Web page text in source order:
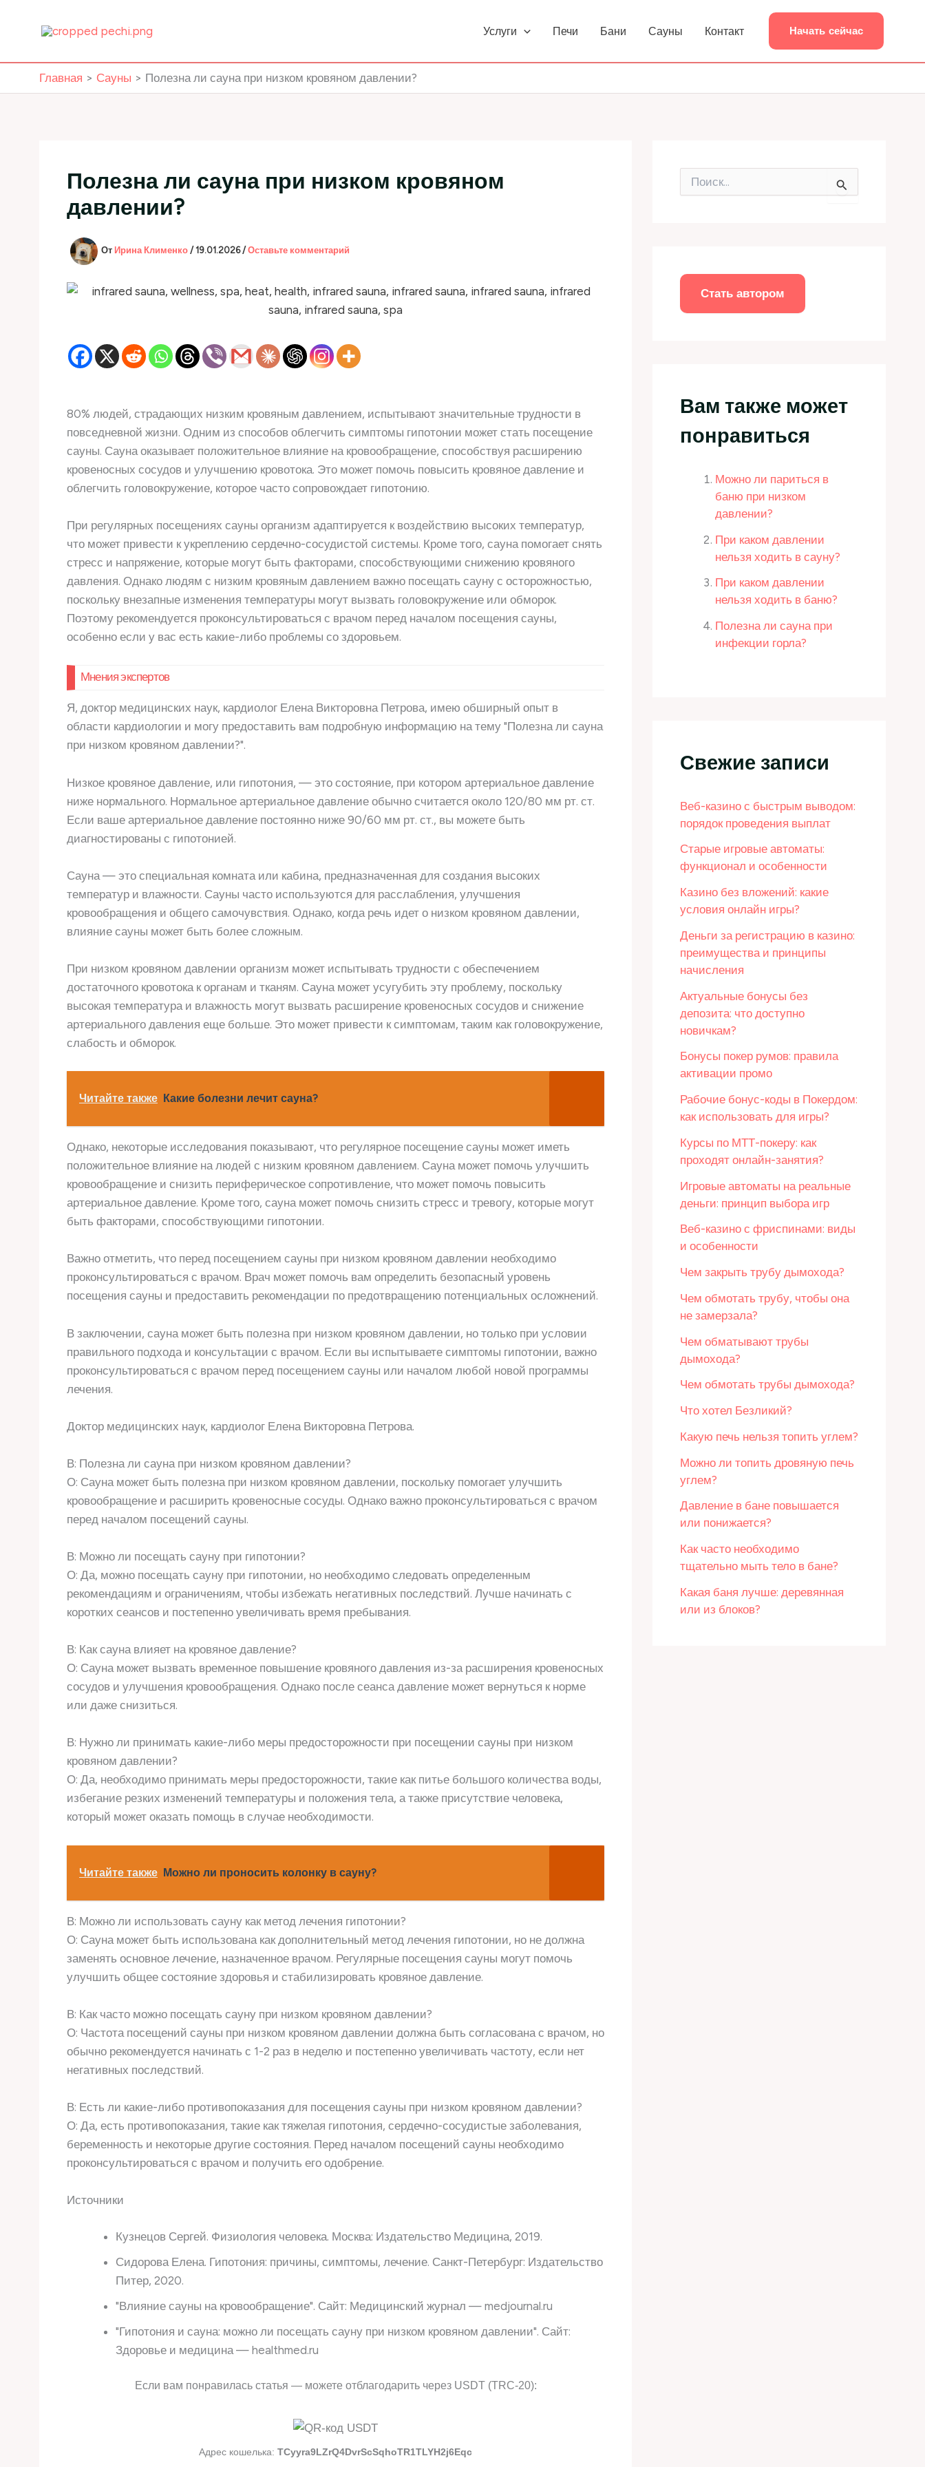
Услуги Печи Бани Сауны Контакт Начать сейчас
Главная Сауны Полезна ли сауна при низком кровяном давлении?
Полезна ли сауна при низком кровяном
давлении?
От Ирина Клименко / 19.01.2026/ Оставьте комментарий
80% людей, страдающих низким кровяным давлением, испытывают значительные трудности в
повседневной жизни. Одним из способов облегчить симптомы гипотонии может стать посещение
сауны. Сауна оказывает положительное влияние на кровообращение, способствуя расширению
кровеносных сосудов и улучшению кровотока. Это может помочь повысить кровяное давление и
облегчить головокружение, которое часто сопровождает гипотонию.
При регулярных посещениях сауны организм адаптируется к воздействию высоких температур,
что может привести к укреплению сердечно-сосудистой системы. Кроме того, сауна помогает снять
стресс и напряжение, которые могут быть факторами, способствующими снижению кровяного
давления. Однако людям с низким кровяным давлением важно посещать сауну с осторожностью,
поскольку внезапные изменения температуры могут вызвать головокружение или обморок.
Поэтому рекомендуется проконсультироваться с врачом перед началом посещения сауны,
особенно если у вас есть какие-либо проблемы со здоровьем.
Мнения экспертов
Я, доктор медицинских наук, кардиолог Елена Викторовна Петрова, имею обширный опыт в
области кардиологии и могу предоставить вам подробную информацию на тему "Полезна ли сауна
при низком кровяном давлении?".
Низкое кровяное давление, или гипотония, — это состояние, при котором артериальное давление
ниже нормального. Нормальное артериальное давление обычно считается около 120/80 мм рт. ст.
Если ваше артериальное давление постоянно ниже 90/60 мм рт. ст., вы можете быть
диагностированы с гипотонией.
Сауна — это специальная комната или кабина, предназначенная для создания высоких
температур и влажности. Сауны часто используются для расслабления, улучшения
кровообращения и общего самочувствия. Однако, когда речь идет о низком кровяном давлении,
влияние сауны может быть более сложным.
При низком кровяном давлении организм может испытывать трудности с обеспечением
достаточного кровотока к органам и тканям. Сауна может усугубить эту проблему, поскольку
высокая температура и влажность могут вызвать расширение кровеносных сосудов и снижение
артериального давления еще больше. Это может привести к симптомам, таким как головокружение,
слабость и обморок.
Читайте также Какие болезни лечит сауна?
Однако, некоторые исследования показывают, что регулярное посещение сауны может иметь
положительное влияние на людей с низким кровяном давлением. Сауна может помочь улучшить
кровообращение и снизить периферическое сопротивление, что может помочь повысить
артериальное давление. Кроме того, сауна может помочь снизить стресс и тревогу, которые могут
быть факторами, способствующими гипотонии.
Важно отметить, что перед посещением сауны при низком кровяном давлении необходимо
проконсультироваться с врачом. Врач может помочь вам определить безопасный уровень
посещения сауны и предоставить рекомендации по предотвращению потенциальных осложнений.
В заключении, сауна может быть полезна при низком кровяном давлении, но только при условии
правильного подхода и консультации с врачом. Если вы испытываете симптомы гипотонии, важно
проконсультироваться с врачом перед посещением сауны или началом любой новой программы
лечения.
Доктор медицинских наук, кардиолог Елена Викторовна Петрова.
В: Полезна ли сауна при низком кровяном давлении?
О: Сауна может быть полезна при низком кровяном давлении, поскольку помогает улучшить
кровообращение и расширить кровеносные сосуды. Однако важно проконсультироваться с врачом
перед началом посещений сауны.
В: Можно ли посещать сауну при гипотонии?
О: Да, можно посещать сауну при гипотонии, но необходимо следовать определенным
рекомендациям и ограничениям, чтобы избежать негативных последствий. Лучше начинать с
коротких сеансов и постепенно увеличивать время пребывания.
В: Как сауна влияет на кровяное давление?
О: Сауна может вызвать временное повышение кровяного давления из-за расширения кровеносных
сосудов и улучшения кровообращения. Однако после сеанса давление может вернуться к норме
или даже снизиться.
В: Нужно ли принимать какие-либо меры предосторожности при посещении сауны при низком
кровяном давлении?
О: Да, необходимо принимать меры предосторожности, такие как питье большого количества воды,
избегание резких изменений температуры и положения тела, а также присутствие человека,
который может оказать помощь в случае необходимости.
Читайте также Можно ли проносить колонку в сауну?
В: Можно ли использовать сауну как метод лечения гипотонии?
О: Сауна может быть использована как дополнительный метод лечения гипотонии, но не должна
заменять основное лечение, назначенное врачом. Регулярные посещения сауны могут помочь
улучшить общее состояние здоровья и стабилизировать кровяное давление.
В: Как часто можно посещать сауну при низком кровяном давлении?
О: Частота посещений сауны при низком кровяном давлении должна быть согласована с врачом, но
обычно рекомендуется начинать с 1-2 раз в неделю и постепенно увеличивать частоту, если нет
негативных последствий.
В: Есть ли какие-либо противопоказания для посещения сауны при низком кровяном давлении?
О: Да, есть противопоказания, такие как тяжелая гипотония, сердечно-сосудистые заболевания,
беременность и некоторые другие состояния. Перед началом посещений сауны необходимо
проконсультироваться с врачом и получить его одобрение.
Источники
Кузнецов Сергей. Физиология человека. Москва: Издательство Медицина, 2019.
Сидорова Елена. Гипотония: причины, симптомы, лечение. Санкт-Петербург: Издательство
Питер, 2020.
"Влияние сауны на кровообращение". Сайт: Медицинский журнал — medjournal.ru
"Гипотония и сауна: можно ли посещать сауну при низком кровяном давлении". Сайт:
Здоровье и медицина — healthmed.ru
Если вам понравилась статья — можете отблагодарить через USDT (TRC-20):
Адрес кошелька: TCyyra9LZrQ4DvrScSqhoTR1TLYH2j6Eqc
Стать автором
Вам также может
понравиться
Можно ли париться в
баню при низком
давлении?
При каком давлении
нельзя ходить в сауну?
При каком давлении
нельзя ходить в баню?
Полезна ли сауна при
инфекции горла?
Свежие записи
Веб-казино с быстрым выводом:
порядок проведения выплат
Старые игровые автоматы:
функционал и особенности
Казино без вложений: какие
условия онлайн игры?
Деньги за регистрацию в казино:
преимущества и принципы
начисления
Актуальные бонусы без
депозита: что доступно
новичкам?
Бонусы покер румов: правила
активации промо
Рабочие бонус-коды в Покердом:
как использовать для игры?
Курсы по МТТ-покеру: как
проходят онлайн-занятия?
Игровые автоматы на реальные
деньги: принцип выбора игр
Веб-казино с фриспинами: виды
и особенности
Чем закрыть трубу дымохода?
Чем обмотать трубу, чтобы она
не замерзала?
Чем обматывают трубы
дымохода?
Чем обмотать трубы дымохода?
Что хотел Безликий?
Какую печь нельзя топить углем?
Можно ли топить дровяную печь
углем?
Давление в бане повышается
или понижается?
Как часто необходимо
тщательно мыть тело в бане?
Какая баня лучше: деревянная
или из блоков?